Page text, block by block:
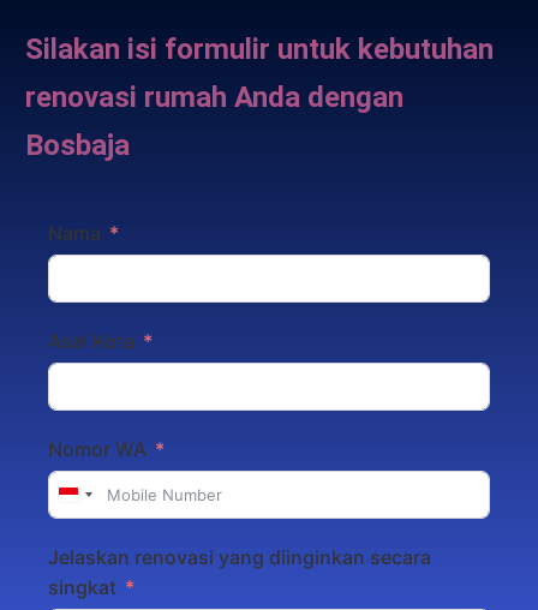
Silakan isi formulir untuk kebutuhan
renovasi rumah Anda dengan
Bosbaja
Nama
Asal Kota
Nomor WA
Indonesia
Jelaskan renovasi yang diinginkan secara
singkat